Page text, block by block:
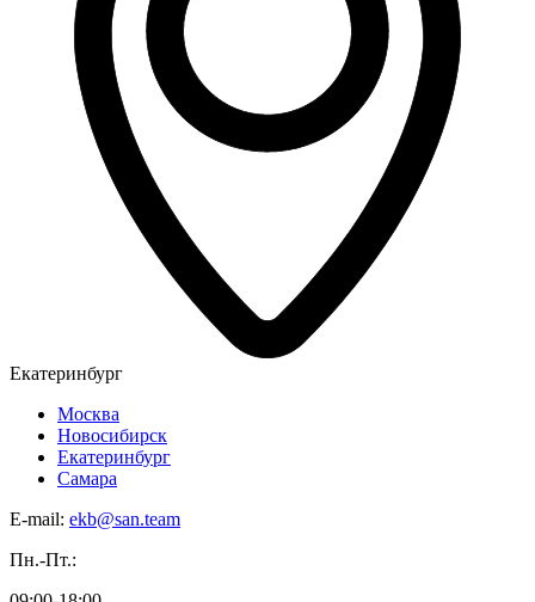
Екатеринбург
Москва
Новосибирск
Екатеринбург
Самара
E-mail: ekb@san.team
Пн.-Пт.: